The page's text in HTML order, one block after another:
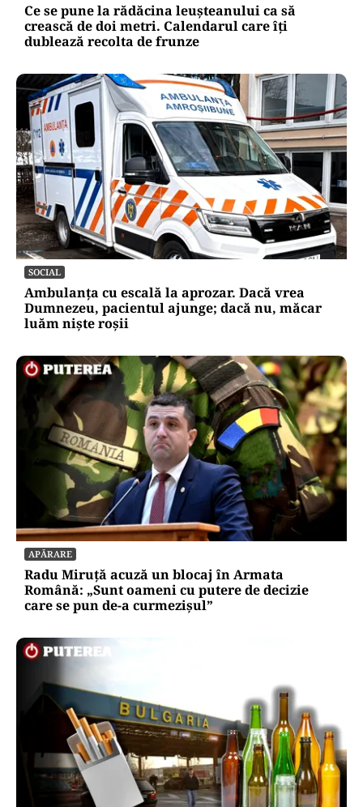
Ce se pune la rădăcina leușteanului ca să
crească de doi metri. Calendarul care îți
dublează recolta de frunze
SOCIAL
Ambulanța cu escală la aprozar. Dacă vrea
Dumnezeu, pacientul ajunge; dacă nu, măcar
luăm niște roșii
APĂRARE
Radu Miruță acuză un blocaj în Armata
Română: „Sunt oameni cu putere de decizie
care se pun de-a curmezișul”